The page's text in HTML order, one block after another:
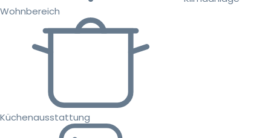
Wohnbereich
Küchenausstattung